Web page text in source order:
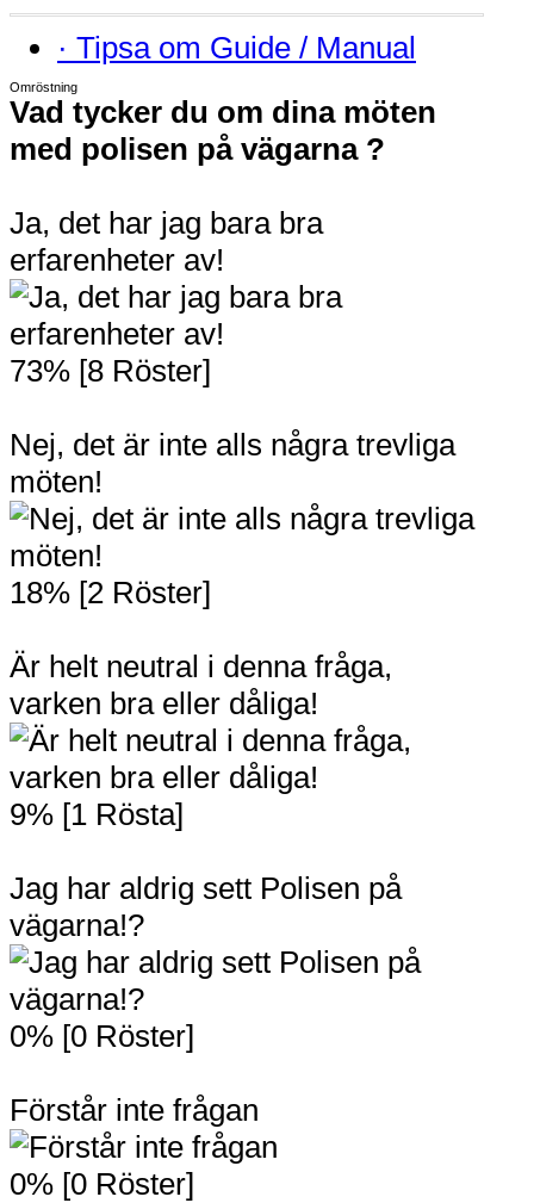
· Tipsa om Guide / Manual
Omröstning
Vad tycker du om dina möten
med polisen på vägarna ?
Ja, det har jag bara bra
erfarenheter av!
73% [8 Röster]
Nej, det är inte alls några trevliga
möten!
18% [2 Röster]
Är helt neutral i denna fråga,
varken bra eller dåliga!
9% [1 Rösta]
Jag har aldrig sett Polisen på
vägarna!?
0% [0 Röster]
Förstår inte frågan
0% [0 Röster]